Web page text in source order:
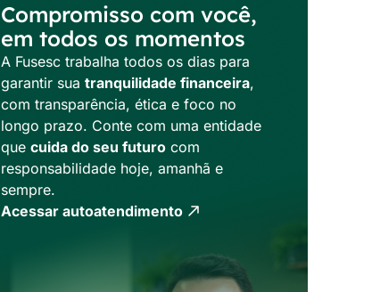
Compromisso com você,
em todos os momentos
A Fusesc trabalha todos os dias para
garantir sua tranquilidade financeira,
com transparência, ética e foco no
longo prazo. Conte com uma entidade
que cuida do seu futuro com
responsabilidade hoje, amanhã e
sempre.
Acessar autoatendimento